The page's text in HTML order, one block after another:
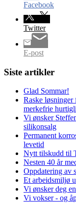
Facebook
Twitter
E-post
Siste artikler
Glad Sommar!
Raske løsninger
merkefrie
Vi ønsker
silikonsalg
Permanent
levetid
Nytt tilskudd til
Nesten 40 år
Oppdatering av
Et arbeidsmiljø
Vi ønsker deg
Vi vokser - og